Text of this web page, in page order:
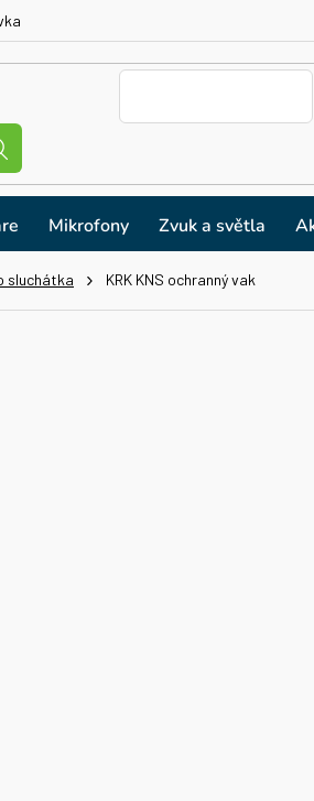
Mikrofony Zvuk a světla
sluchátka KRK KNS ochranný vak